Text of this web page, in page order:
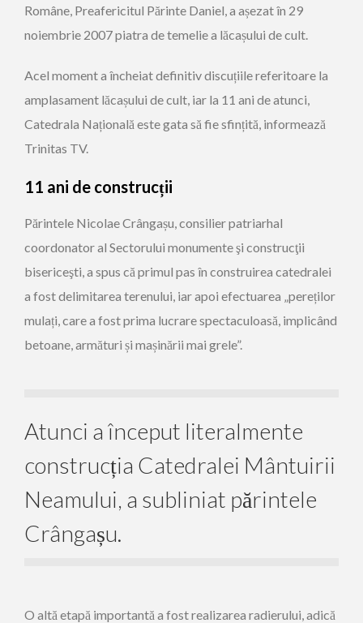
Române, Preafericitul Părinte Daniel, a așezat în 29
noiembrie 2007 piatra de temelie a lăcașului de cult.
Acel moment a încheiat definitiv discuțiile referitoare la
amplasament lăcașului de cult, iar la 11 ani de atunci,
Catedrala Națională este gata să fie sfințită, informează
Trinitas TV.
11 ani de construcții
Părintele Nicolae Crângașu, consilier patriarhal
coordonator al Sectorului monumente şi construcţii
bisericeşti, a spus că primul pas în construirea catedralei
a fost delimitarea terenului, iar apoi efectuarea „pereților
mulați, care a fost prima lucrare spectaculoasă, implicând
betoane, armături și mașinării mai grele”.
Atunci a început literalmente
construcția Catedralei Mântuirii
Neamului, a subliniat părintele
Crângașu.
O altă etapă importantă a fost realizarea radierului, adică